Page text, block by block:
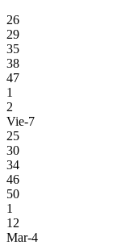
26
29
35
38
47
1
2
Vie-7
25
30
34
46
50
1
12
Mar-4